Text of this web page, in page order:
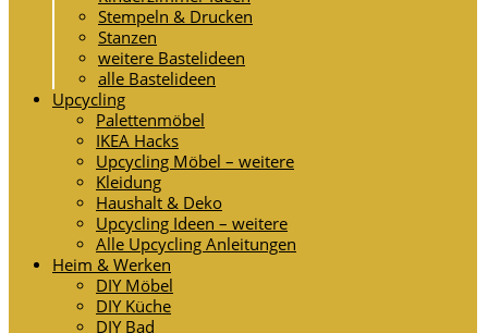
Stempeln & Drucken
Stanzen
weitere Bastelideen
alle Bastelideen
Upcycling
Palettenmöbel
IKEA Hacks
Upcycling Möbel – weitere
Kleidung
Haushalt & Deko
Upcycling Ideen – weitere
Alle Upcycling Anleitungen
Heim & Werken
DIY Möbel
DIY Küche
DIY Bad